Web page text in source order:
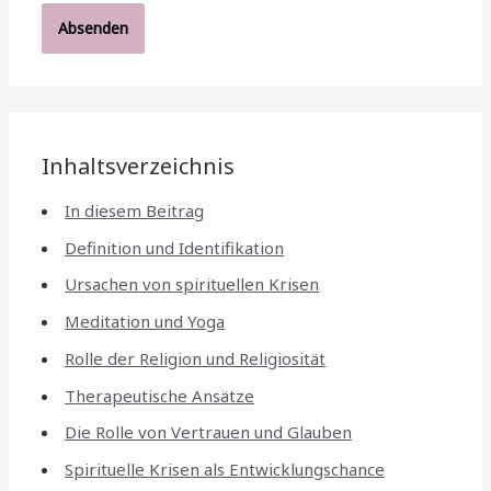
Inhaltsverzeichnis
In diesem Beitrag
Definition und Identifikation
Ursachen von spirituellen Krisen
Meditation und Yoga
Rolle der Religion und Religiosität
Therapeutische Ansätze
Die Rolle von Vertrauen und Glauben
Spirituelle Krisen als Entwicklungschance